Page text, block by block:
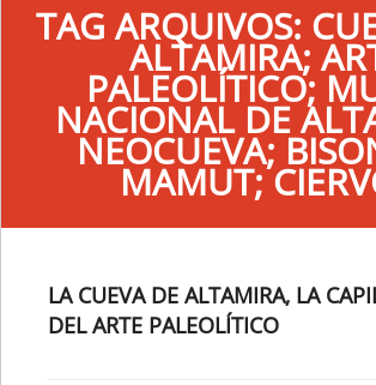
TAG ARQUIVOS:
ALTAMIRA;
PALEOLÍTICO;
NACIONAL DE
NEOCUEVA;
MAMUT;
LA CUEVA DE ALTAMIRA, LA
DEL ARTE PALEOLÍTICO